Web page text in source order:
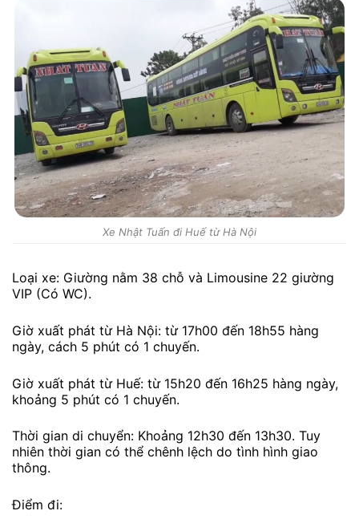
Xe Nhật Tuấn đi Huế từ Hà Nội
Loại xe: Giường nằm 38 chỗ và Limousine 22 giường
VIP (Có WC).
Giờ xuất phát từ Hà Nội: từ 17h00 đến 18h55 hàng
ngày, cách 5 phút có 1 chuyến.
Giờ xuất phát từ Huế: từ 15h20 đến 16h25 hàng ngày,
khoảng 5 phút có 1 chuyến.
Thời gian di chuyển: Khoảng 12h30 đến 13h30. Tuy
nhiên thời gian có thể chênh lệch do tình hình giao
thông.
Điểm đi: